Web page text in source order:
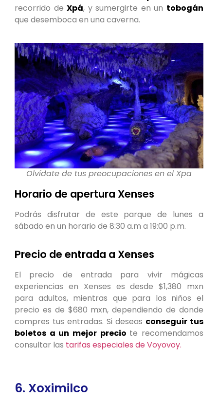
recorrido deXpá, y sumergirte en un tobogán
que desemboca en una caverna.
Olvídate de tus preocupaciones en el Xpa
Horario de apertura Xenses
Podrás disfrutar de este parque de lunes a
sábado en un horario de 8:30 a.m a 19:00 p.m.
Precio de entrada a Xenses
El precio de entrada para vivir mágicas
experiencias en Xenses es desde $1,380 mxn
para adultos, mientras que para los niños el
precio es de $680 mxn, dependiendo de donde
compres tus entradas. Si deseas conseguir tus
boletos a un mejor precio te recomendamos
consultar las tarifas especiales de Voyovoy.
6. Xoximilco